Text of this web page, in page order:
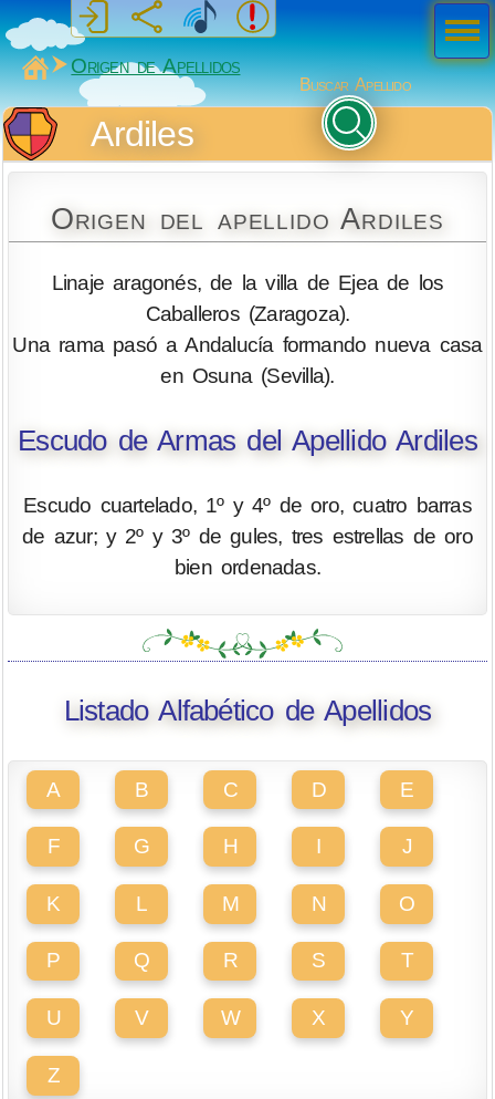
MiSabueso
Origen de Apellidos
Buscar Apellido
Ardiles
Origen del apellido Ardiles
Linaje aragonés, de la villa de Ejea de los
Caballeros (Zaragoza).
Una rama pasó a Andalucía formando nueva casa
en Osuna (Sevilla).
Escudo de Armas del Apellido Ardiles
Escudo cuartelado, 1º y 4º de oro, cuatro barras
de azur; y 2º y 3º de gules, tres estrellas de oro
bien ordenadas.
Listado Alfabético de Apellidos
A B C D E
F G H I J
K L M N O
P Q R S T
U V W X Y
Z
Men
ú